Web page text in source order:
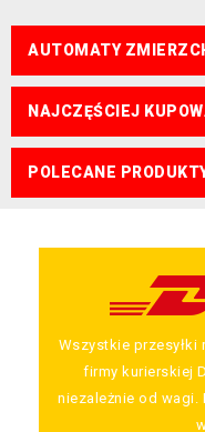
AUTOMATY
NAJCZĘŚCIEJ
POLECANE
Wszystkie przesyłki
firmy kurierskiej
niezależnie od wagi.